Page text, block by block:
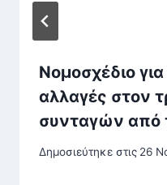
Νομοσχέδιο
αλλαγές στον
συνταγών από
Δημοσιεύτηκε στις 26